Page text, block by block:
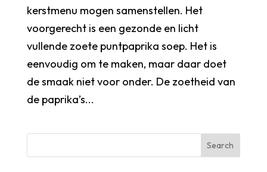
kerstmenu mogen samenstellen. Het
voorgerecht is een gezonde en licht
vullende zoete puntpaprika soep. Het is
eenvoudig om te maken, maar daar doet
de smaak niet voor onder. De zoetheid van
de paprika’s...
Search